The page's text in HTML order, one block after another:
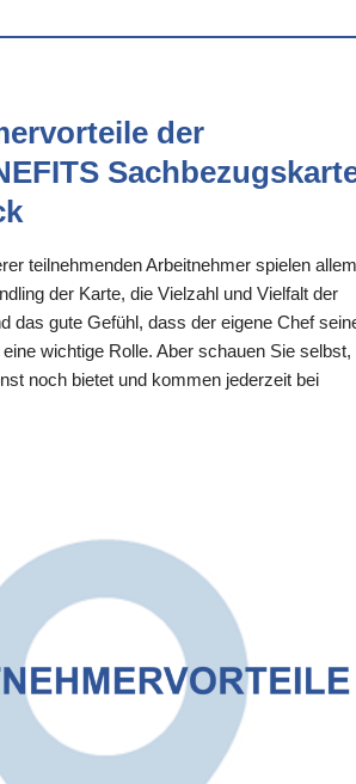
der
teilnehmenden Arbeitnehmer spielen allem
der Karte, die Vielzahl und Vielfalt der
das gute Gefühl, dass der eigene Chef
wichtige Rolle. Aber schauen Sie selbst,
noch bietet und kommen jederzeit bei